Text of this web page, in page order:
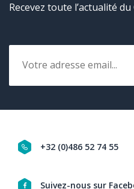
Recevez toute l’actualité
Email
Navigation
+32 (0)486 52 74 55
Suivez-nous sur